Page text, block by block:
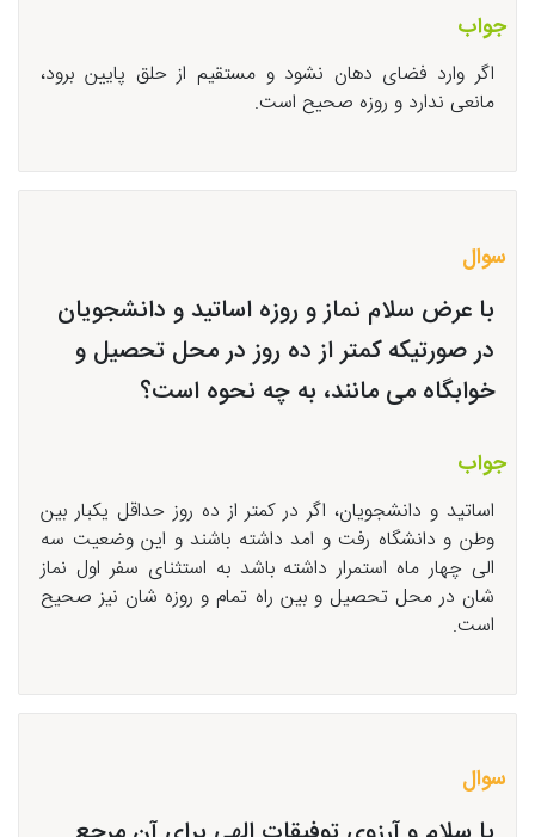
جواب
اگر وارد فضای دهان نشود و مستقیم از حلق پایین برود،
مانعی ندارد و روزه صحیح است.
سوال
با عرض سلام نماز و روزه اساتید و دانشجویان
در صورتیکه کمتر از ده روز در محل تحصیل و
خوابگاه می مانند، به چه نحوه است؟
جواب
اساتید و دانشجویان، اگر در کمتر از ده روز حداقل یکبار بین
وطن و دانشگاه رفت و امد داشته باشند و این وضعیت سه
الی چهار ماه استمرار داشته باشد به استثنای سفر اول نماز
شان در محل تحصیل و بین راه تمام و روزه شان نیز صحیح
است.
سوال